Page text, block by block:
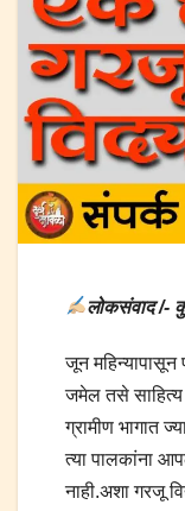
लोकसंवाद /-
जून महिन्यापासून
जमेल तसे
ग्रामीण भागात
त्या पालकांना
नाही.अशा गरजू